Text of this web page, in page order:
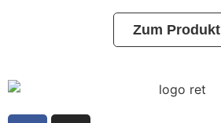
Zum Produkt